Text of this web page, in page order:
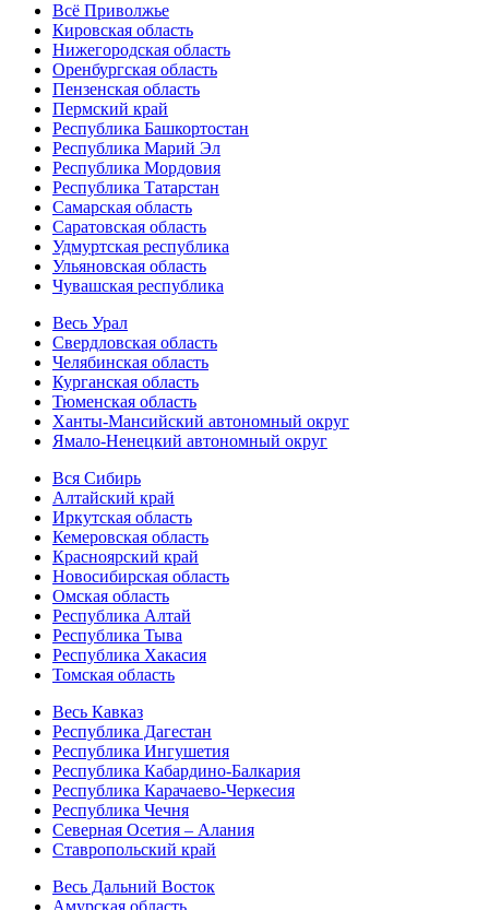
Всё Приволжье
Кировская область
Нижегородская область
Оренбургская область
Пензенская область
Пермский край
Республика Башкортостан
Республика Марий Эл
Республика Мордовия
Республика Татарстан
Самарская область
Саратовская область
Удмуртская республика
Ульяновская область
Чувашская республика
Весь Урал
Свердловская область
Челябинская область
Курганская область
Тюменская область
Ханты-Мансийский автономный округ
Ямало-Ненецкий автономный округ
Вся Сибирь
Алтайский край
Иркутская область
Кемеровская область
Красноярский край
Новосибирская область
Омская область
Республика Алтай
Республика Тыва
Республика Хакасия
Томская область
Весь Кавказ
Республика Дагестан
Республика Ингушетия
Республика Кабардино-Балкария
Республика Карачаево-Черкесия
Республика Чечня
Северная Осетия – Алания
Ставропольский край
Весь Дальний Восток
Амурская область